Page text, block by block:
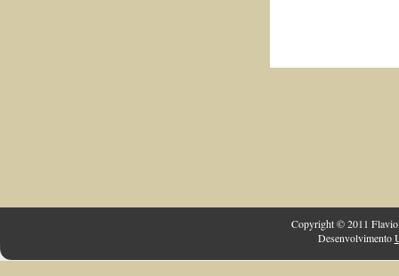
Copyright © 2011 Flavio
Desenvolvimento